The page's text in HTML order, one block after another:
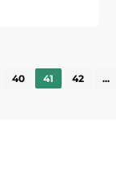
40 41 42 ...